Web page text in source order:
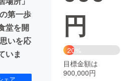
域活性化
CAMPFIRE Creation
納税
コミュニティ
第一歩
堂を開
いを応
いま
ェア
円
20%
目標金額は
900,000円